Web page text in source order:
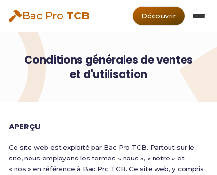
Bac Pro TCB Découvrir
Conditions générales de ventes
et d'utilisation
APERÇU
Ce site web est exploité par Bac Pro TCB. Partout sur le
site, nous employons les termes « nous », « notre » et
« nos » en référence à Bac Pro TCB. Ce site web, y compris